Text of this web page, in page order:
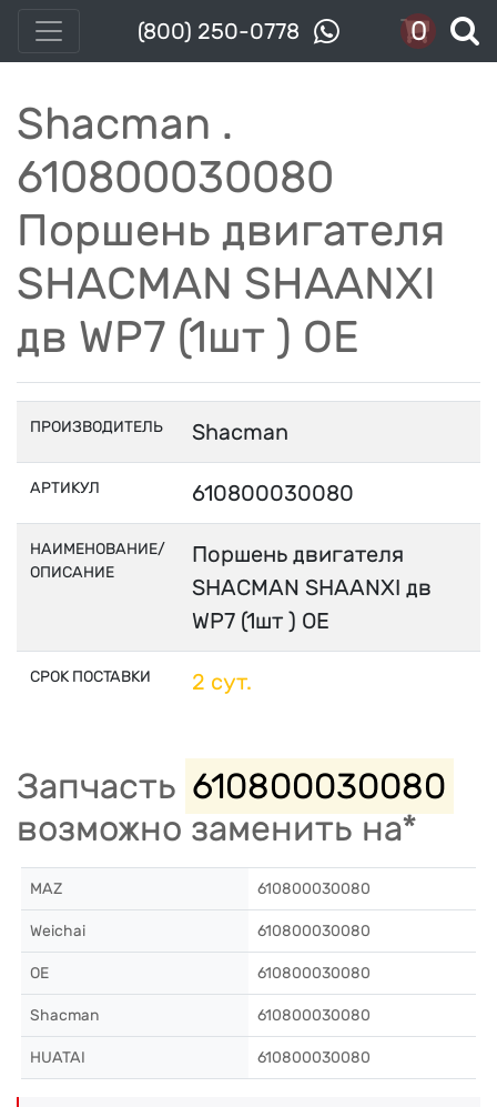
(800) 250-0778 0
Shacman .
610800030080
Поршень двигателя
SHACMAN SHAANXI
дв WP7 (1шт ) OE
ПРОИЗВОДИТЕЛЬ Shacman
АРТИКУЛ 610800030080
НАИМЕНОВАНИЕ/
ОПИСАНИЕ
Поршень двигателя
SHACMAN SHAANXI дв
WP7 (1шт ) OE
СРОК ПОСТАВКИ 2 сут.
Запчасть 610800030080
возможно заменить на*
MAZ 610800030080
Weichai 610800030080
OE 610800030080
Shacman 610800030080
HUATAI 610800030080